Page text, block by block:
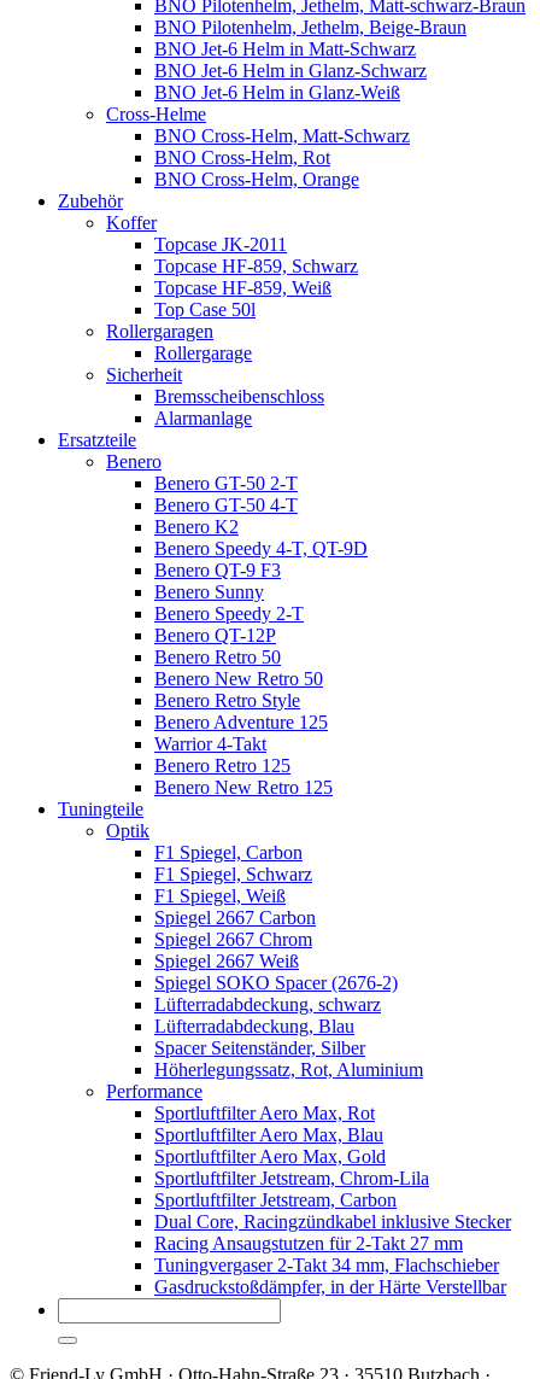
BNO Pilotenhelm, Jethelm, Matt-schwarz-Braun
BNO Pilotenhelm, Jethelm, Beige-Braun
BNO Jet-6 Helm in Matt-Schwarz
BNO Jet-6 Helm in Glanz-Schwarz
BNO Jet-6 Helm in Glanz-Weiß
Cross-Helme
BNO Cross-Helm, Matt-Schwarz
BNO Cross-Helm, Rot
BNO Cross-Helm, Orange
Zubehör
Koffer
Topcase JK-2011
Topcase HF-859, Schwarz
Topcase HF-859, Weiß
Top Case 50l
Rollergaragen
Rollergarage
Sicherheit
Bremsscheibenschloss
Alarmanlage
Ersatzteile
Benero
Benero GT-50 2-T
Benero GT-50 4-T
Benero K2
Benero Speedy 4-T, QT-9D
Benero QT-9 F3
Benero Sunny
Benero Speedy 2-T
Benero QT-12P
Benero Retro 50
Benero New Retro 50
Benero Retro Style
Benero Adventure 125
Warrior 4-Takt
Benero Retro 125
Benero New Retro 125
Tuningteile
Optik
F1 Spiegel, Carbon
F1 Spiegel, Schwarz
F1 Spiegel, Weiß
Spiegel 2667 Carbon
Spiegel 2667 Chrom
Spiegel 2667 Weiß
Spiegel SOKO Spacer (2676-2)
Lüfterradabdeckung, schwarz
Lüfterradabdeckung, Blau
Spacer Seitenständer, Silber
Höherlegungssatz, Rot, Aluminium
Performance
Sportluftfilter Aero Max, Rot
Sportluftfilter Aero Max, Blau
Sportluftfilter Aero Max, Gold
Sportluftfilter Jetstream, Chrom-Lila
Sportluftfilter Jetstream, Carbon
Dual Core, Racingzündkabel inklusive Stecker
Racing Ansaugstutzen für 2-Takt 27 mm
Tuningvergaser 2-Takt 34 mm, Flachschieber
Gasdruckstoßdämpfer, in der Härte Verstellbar